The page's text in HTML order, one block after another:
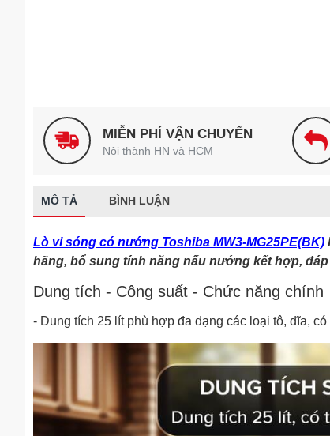
MIỄN PHÍ VẬN CHUYỂN
Nội thành HN và HCM
MÔ TẢ BÌNH LUẬN
Lò vi sóng có nướng Toshiba MW3-MG25PE(BK)
hãng, bổ sung tính năng nấu nướng kết hợp,
Dung tích - Công suất - Chức năng chính
- Dung tích 25 lít phù hợp đa dạng các loại tô, dĩa,